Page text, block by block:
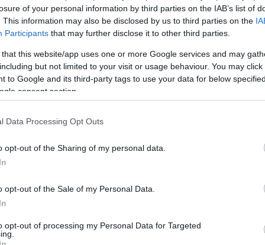
of your personal information by third parties on the IAB’s list of
This information may also be disclosed by us to third parties on the
Participants that may further disclose it to other third parties.
that this website/app uses one or more Google services and may
but not limited to your visit or usage behaviour. You may
to Google and its third-party tags to use your data for below
consent section.
Data Processing Opt Outs
opt-out of the Sharing of my personal data.
opt-out of the Sale of my Personal Data.
opt-out of processing my Personal Data for Targeted
ειδικοτήτων, για παράδειγμα φαρμακοποιοί,
καθηκόντων τους».
τον τρόπο, δίνεται η δυνατότητα και στο λοιπό
σημείωσε, «μειώνεται ο χρόνος διοίκησης των
π.χ. να μετακινείται υποχρεωτικά σε ένα
για να ασκήσει διοίκηση. Πλέον, η άσκηση
θεσπίζεται η δυνατότητα διακλαδικής αξιοποίησης του
να παρατηρείται το παράδοξο φαινόμενο να
να τα αξιοποιήσουμε σε νοσοκομείο άλλου κλάδου»,
τα επιστημονικά κίνητρα, μειώνεται ο χρόνος
κρίσιμες ειδικότητες μηδενίζεται. Τέλος, ως προς τα
τα μέτρα που λαμβάνονται για την ενίσχυση των
είπε ότι υπάρχει «ένα σοβαρό ζήτημα
είναι εντονότερο στις παραμεθόριες
στα μικρά νησιά. Δεν περισσεύει προσωπικό στις
μας απέναντι στους συμπολίτες μας, ιδιαίτερα των
αγαθό της εξειδικευμένης ιατρικής περίθαλψης»,
του υπουργείου Εθνικής Άμυνας σε αυτές τις
προς τους ακρίτες μας είναι σήμερα ιδιαίτερα
υγείας αλλά και τη συνδρομή τους στη βελτίωση